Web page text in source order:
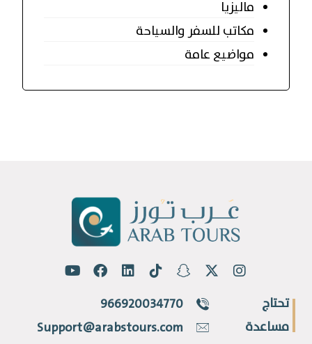
ماليزيا
مكاتب للسفر والسياحة
مواضيع عامة
تحتاج
مساعدة
966920034770
Support@arabstours.com